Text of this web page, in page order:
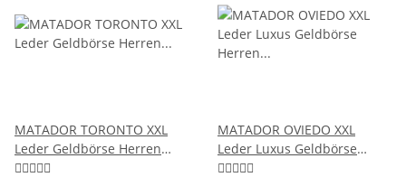
MATADOR TORONTO XXL
Leder Geldbörse Herren
Groß TüV RFID
MATADOR OVIEDO XXL
Leder Luxus Geldbörse
Herren TüV RFID